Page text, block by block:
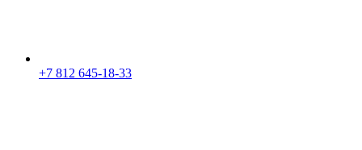
+7 812 645-18-33